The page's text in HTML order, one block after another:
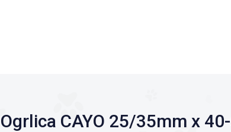
Ogrlica CAYO 25/35mm x